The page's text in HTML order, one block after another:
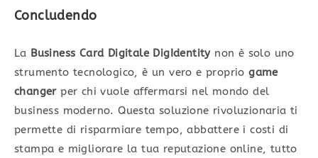
Concludendo
La Business Card Digitale DigIdentitynon è solo uno
strumento tecnologico, è un vero e propriogame
changerper chi vuole affermarsi nel mondo del
business moderno. Questa soluzione rivoluzionaria ti
permette di risparmiare tempo, abbattere i costi di
stampa e migliorare la tua reputazione online, tutto